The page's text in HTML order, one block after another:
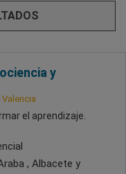
y
el aprendizaje.
, Albacete y